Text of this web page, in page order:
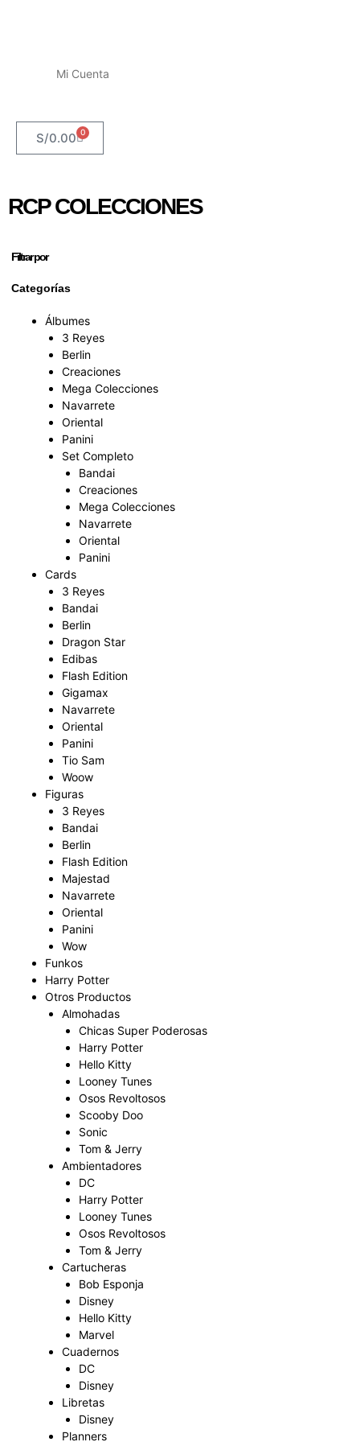
Mi Cuenta
S/0.00 0
RCP COLECCIONES
Filtrar por
Categorías
Álbumes
3 Reyes
Berlin
Creaciones
Mega Colecciones
Navarrete
Oriental
Panini
Set Completo
Bandai
Creaciones
Mega Colecciones
Navarrete
Oriental
Panini
Cards
3 Reyes
Bandai
Berlin
Dragon Star
Edibas
Flash Edition
Gigamax
Navarrete
Oriental
Panini
Tio Sam
Woow
Figuras
3 Reyes
Bandai
Berlin
Flash Edition
Majestad
Navarrete
Oriental
Panini
Wow
Funkos
Harry Potter
Otros Productos
Almohadas
Chicas Super Poderosas
Harry Potter
Hello Kitty
Looney Tunes
Osos Revoltosos
Scooby Doo
Sonic
Tom & Jerry
Ambientadores
DC
Harry Potter
Looney Tunes
Osos Revoltosos
Tom & Jerry
Cartucheras
Bob Esponja
Disney
Hello Kitty
Marvel
Cuadernos
DC
Disney
Libretas
Disney
Planners